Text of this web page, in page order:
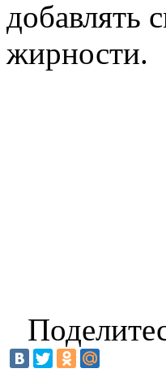
добавлять
жирности.